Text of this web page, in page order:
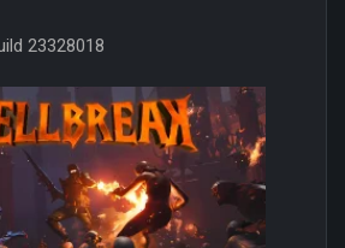
23328018